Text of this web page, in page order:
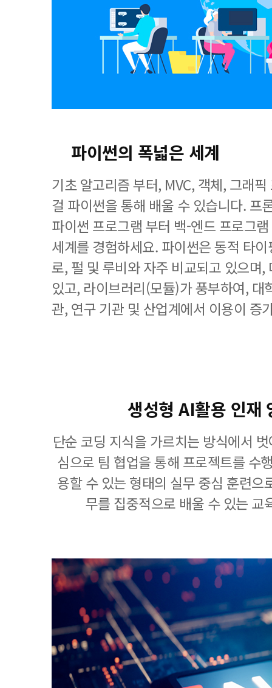
파이썬의 폭넓은 세계
기초 알고리즘 부터, MVC, 객체, 그래
걸 파이썬을 통해 배울 수 있습니다. 프
파이썬 프로그램 부터 백-엔드 프로그
세계를 경험하세요. 파이썬은 동적 타
로, 펄 및 루비와 자주 비교되고 있으며
있고, 라이브러리(모듈)가 풍부하여, 대
관, 연구 기관 및 산업계에서 이용이 증
생성형 AI활용 인재
단순 코딩 지식을 가르치는 방식에서
심으로 팀 협업을 통해 프로젝트를 수
용할 수 있는 형태의 실무 중심 훈련으
무를 집중적으로 배울 수 있는 교